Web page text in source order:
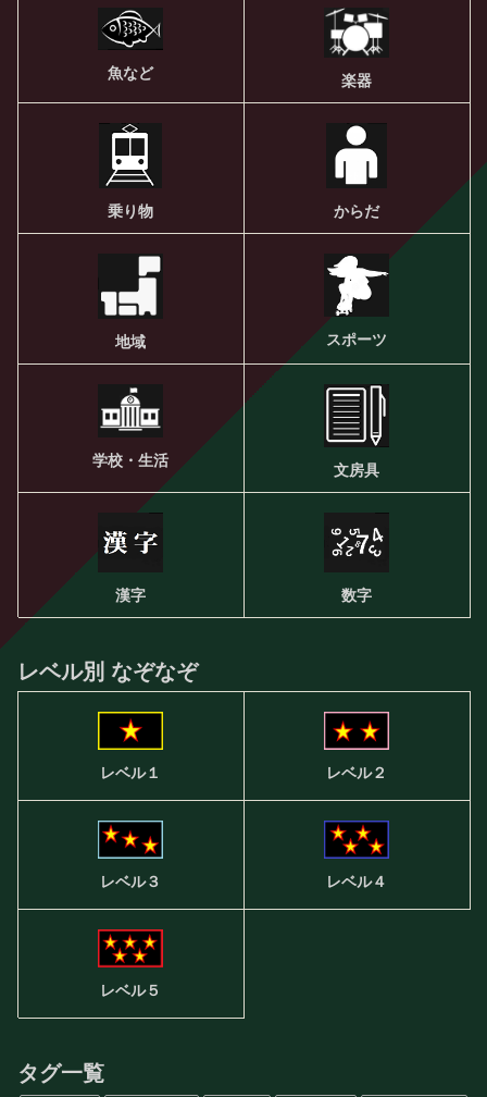
魚など 楽器
乗り物 からだ
地域 スポーツ
学校・生活
文房具
漢字 数字
レベル別 なぞなぞ
レベル１ レベル２
レベル３ レベル４
レベル５
タグ一覧